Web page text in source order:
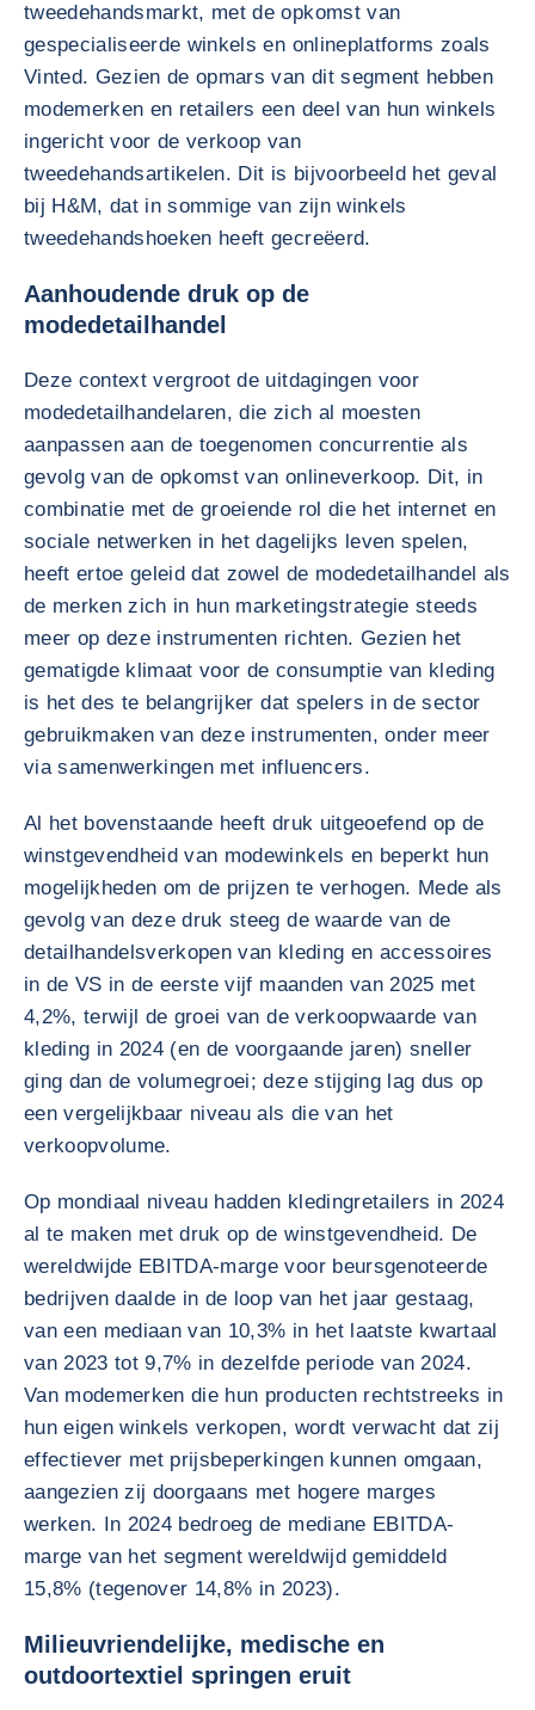
tweedehandsmarkt, met de opkomst van
gespecialiseerde winkels en onlineplatforms zoals
Vinted. Gezien de opmars van dit segment hebben
modemerken en retailers een deel van hun winkels
ingericht voor de verkoop van
tweedehandsartikelen. Dit is bijvoorbeeld het geval
bij H&M, dat in sommige van zijn winkels
tweedehandshoeken heeft gecreëerd.
Aanhoudende druk op de
modedetailhandel
Deze context vergroot de uitdagingen voor
modedetailhandelaren, die zich al moesten
aanpassen aan de toegenomen concurrentie als
gevolg van de opkomst van onlineverkoop. Dit, in
combinatie met de groeiende rol die het internet en
sociale netwerken in het dagelijks leven spelen,
heeft ertoe geleid dat zowel de modedetailhandel als
de merken zich in hun marketingstrategie steeds
meer op deze instrumenten richten. Gezien het
gematigde klimaat voor de consumptie van kleding
is het des te belangrijker dat spelers in de sector
gebruikmaken van deze instrumenten, onder meer
via samenwerkingen met influencers.
Al het bovenstaande heeft druk uitgeoefend op de
winstgevendheid van modewinkels en beperkt hun
mogelijkheden om de prijzen te verhogen. Mede als
gevolg van deze druk steeg de waarde van de
detailhandelsverkopen van kleding en accessoires
in de VS in de eerste vijf maanden van 2025 met
4,2%, terwijl de groei van de verkoopwaarde van
kleding in 2024 (en de voorgaande jaren) sneller
ging dan de volumegroei; deze stijging lag dus op
een vergelijkbaar niveau als die van het
verkoopvolume.
Op mondiaal niveau hadden kledingretailers in 2024
al te maken met druk op de winstgevendheid. De
wereldwijde EBITDA-marge voor beursgenoteerde
bedrijven daalde in de loop van het jaar gestaag,
van een mediaan van 10,3% in het laatste kwartaal
van 2023 tot 9,7% in dezelfde periode van 2024.
Van modemerken die hun producten rechtstreeks in
hun eigen winkels verkopen, wordt verwacht dat zij
effectiever met prijsbeperkingen kunnen omgaan,
aangezien zij doorgaans met hogere marges
werken. In 2024 bedroeg de mediane EBITDA-
marge van het segment wereldwijd gemiddeld
15,8% (tegenover 14,8% in 2023).
Milieuvriendelijke, medische en
outdoortextiel springen eruit